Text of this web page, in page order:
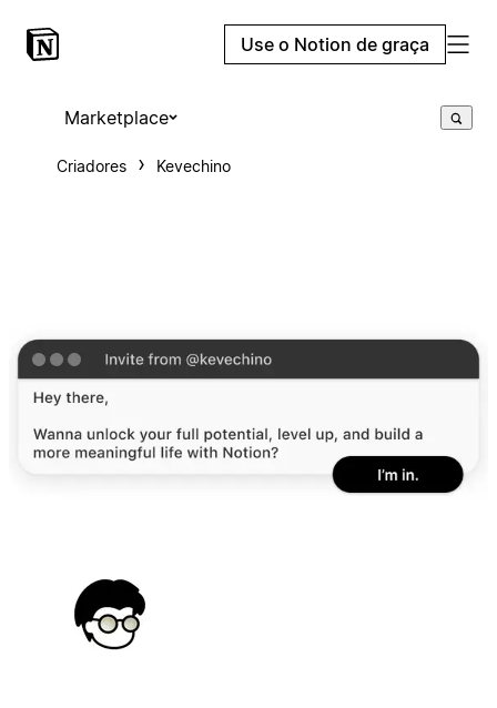
Use o Notion de graça
Marketplace
Criadores Kevechino